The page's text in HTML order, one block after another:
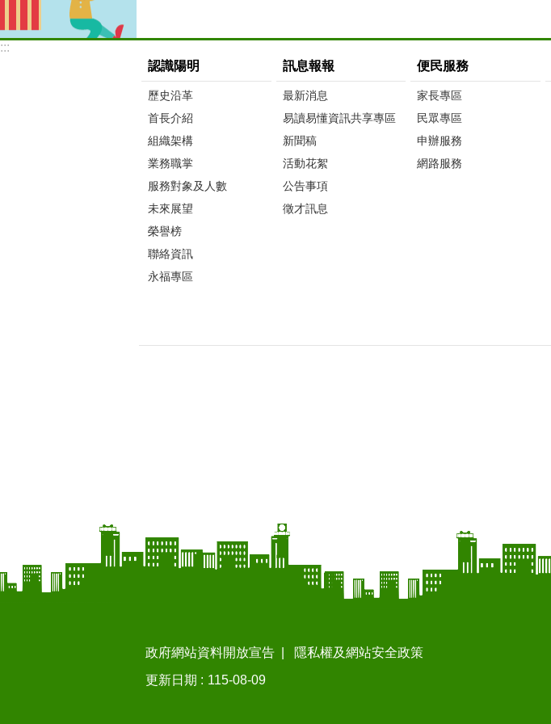
:::
認識陽明
歷史沿革
首長介紹
組織架構
業務職掌
服務對象及人數
未來展望
榮譽榜
聯絡資訊
永福專區
訊息報報
最新消息
易讀易懂資訊共享專區
新聞稿
活動花絮
公告事項
徵才訊息
便民服務
家長專區
民眾專區
申辦服務
網路服務
政府網站資料開放宣告
隱私權及網站安全政策
更新日期
115-08-09